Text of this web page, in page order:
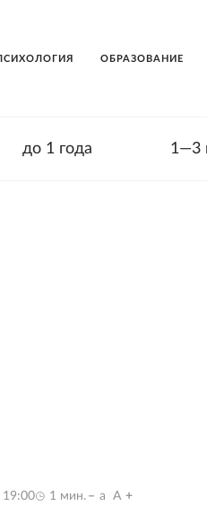
ОБРАЗОВАНИЕ
до 1 года 1—3
19:00 1 мин. a A